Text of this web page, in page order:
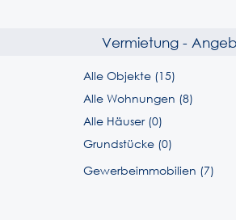
Vermietung -
Alle Objekte (15)
Alle Wohnungen (8)
Alle Häuser (0)
Grundstücke (0)
Gewerbeimmobilien (7)